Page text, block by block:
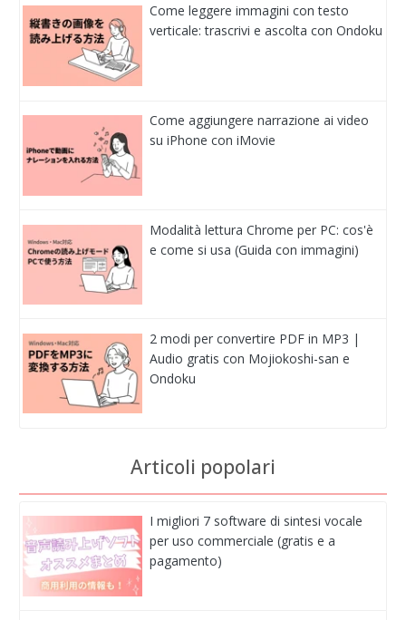
Come leggere immagini con testo
verticale: trascrivi e ascolta con Ondoku
Come aggiungere narrazione ai video
su iPhone con iMovie
Modalità lettura Chrome per PC: cos'è
e come si usa (Guida con immagini)
2 modi per convertire PDF in MP3 |
Audio gratis con Mojiokoshi-san e
Ondoku
Articoli popolari
I migliori 7 software di sintesi vocale
per uso commerciale (gratis e a
pagamento)